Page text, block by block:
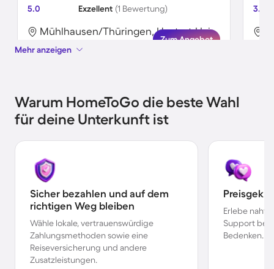
5.0
Exzellent (1 Bewertung)
Mühlhausen/Thüringen, Unstrut-Hainich-Kreis, Deutschland
Zum Angebot
3.7
Mehr anzeigen
Warum HomeToGo die beste Wahl
für deine Unterkunft ist
Sicher bezahlen und auf dem
richtigen Weg bleiben
Wähle lokale, vertrauenswürdige
Zahlungsmethoden sowie eine
Reiseversicherung und andere
Zusatzleistungen.
Erlebe
Support bei
Bedenken.